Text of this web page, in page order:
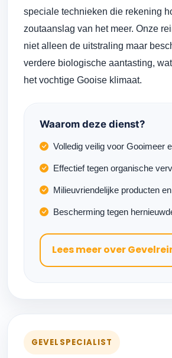
speciale technieken die rekening
zoutaanslag van het meer. Onze
niet alleen de uitstraling maar
verdere biologische aantasting,
het vochtige Gooise klimaat.
Waarom deze dienst?
Volledig veilig voor Gooimeer
Effectief tegen organische
Milieuvriendelijke producten
Bescherming tegen
Lees meer over
GEVELSPECIALIST